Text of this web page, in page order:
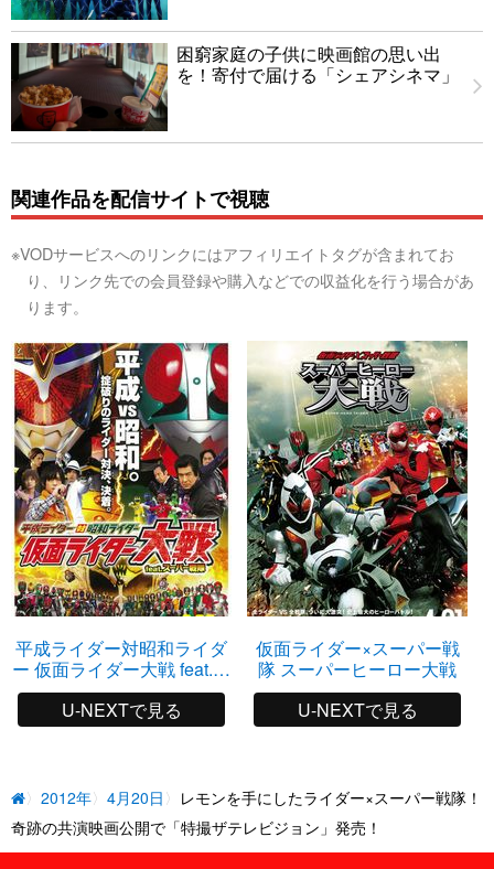
困窮家庭の子供に映画館の思い出
を！寄付で届ける「シェアシネマ」
関連作品を配信サイトで視聴
※VODサービスへのリンクにはアフィリエイトタグが含まれてお
り、リンク先での会員登録や購入などでの収益化を行う場合があ
ります。
平成ライダー対昭和ライダ
ー 仮面ライダー大戦 feat.ス
ーパー戦隊
U-NEXTで見る
仮面ライダー×スーパー戦
隊 スーパーヒーロー大戦
U-NEXTで見る
2012年 4月20日
レモンを手にしたライダー×スーパー戦隊！
奇跡の共演映画公開で「特撮ザテレビジョン」発売！